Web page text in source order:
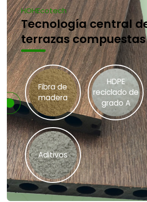
HOHEcotech
Tecnología central
terrazas compuestas
Fibra de
madera
HDPE
reciclado de
grado A
Aditivos